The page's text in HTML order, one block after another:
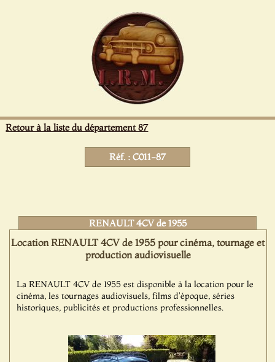
Retour à la liste du département 87
Réf. : C011-87
RENAULT 4CV de 1955
Location RENAULT 4CV de 1955 pour cinéma, tournage et
production audiovisuelle
La RENAULT 4CV de 1955 est disponible à la location pour le
cinéma, les tournages audiovisuels, films d'époque, séries
historiques, publicités et productions professionnelles.